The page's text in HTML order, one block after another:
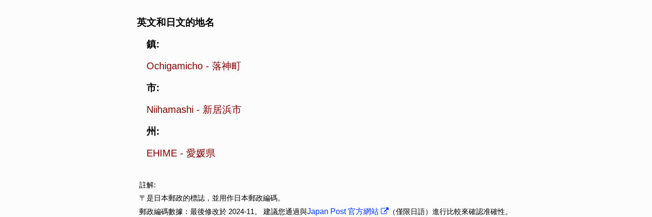
英文和日文的地名
鎮:
Ochigamicho - 落神町
市:
Niihamashi - 新居浜市
州:
EHIME - 愛媛県
註解:
〒是日本郵政的標誌，並用作日本郵政編碼。
郵政編碼數據：最後修改於 2024-11。 建議您通過與Japan Post 官方網站 （僅限日語）進行比較來確認准確性。